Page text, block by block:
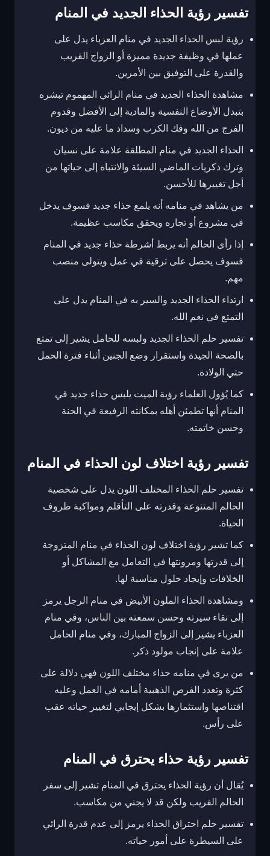
تفسير رؤية الحذاء الجديد في المنام
رؤية لبس الحذاء الجديد في منام العزباء يدل على
عملها في وظيفة جديدة مميزة أو الزواج القريب
والقدرة على التوفيق بين الأمرين.
مشاهدة الحذاء الجديد في منام الرائي المهموم تبشره
بتبدل الأوضاع النفسية والمادية إلى الأفضل وقدوم
الفرج من الله وفك الكرب وسداد ما عليه من ديون.
الحذاء الجديد في منام المطلقة علامة على نسيان
وترك ذكريات الماضي السيئة والانتباه إلى حياتها من
أجل تغييرها للأحسن.
من يشاهد في منامه أنه يلمع حذاء جديد فسوف يدخل
في مشروع أو تجاره ويحقق مكاسب عظيمة.
إذا رأى الحالم أنه يربط أشرطة حذاء جديد في المنام
فسوف يحصل على ترقية في عمل ويتولى منصب
مهم.
ارتداء الحذاء الجديد والسير به في المنام يدل على
التمتع في نعم الله.
تفسير حلم الحذاء الجديد ولبسه للحامل يشير إلى تمتع
بالصحة الجيدة واستقرار وضع الجنين أثناء فترة الحمل
حتي الولادة.
كما يُؤول العلماء رؤية الميت يلبس حذاء جديد في
المنام أنها تطمئن أهله بمكانته الرفيعة في الحنة
وحسن خاتمته.
تفسير رؤية اختلاف لون الحذاء في المنام
تفسير حلم الحذاء المختلف اللون يدل على شخصية
الحالم المتنوعة وقدرته على التأقلم ومواكبة ظروف
الحياة.
كما تشير رؤية اختلاف لون الحذاء في منام المتزوجة
إلى قدرتها ومرونتها في التعامل مع المشاكل أو
الخلافات وإيجاد حلول مناسبة لها.
ومشاهدة الحذاء الملون الأبيض في منام الرجل يرمز
إلى نقاء سيرته وحسن سمعته بين الناس، وفي منام
العزباء يشير إلى الزواج المبارك، وفي منام الحامل
علامة على إنجاب مولود ذكر.
من يرى في منامه حذاء مختلف اللون فهي دلالة على
كثرة وتعدد الفرص الذهبية أمامه في العمل وعليه
اقتناصها واستثمارها بشكل إيجابي لتغيير حياته عقب
على رأس.
تفسير رؤية حذاء يحترق في المنام
يُقال أن رؤية الحذاء يحترق في المنام تشير إلى سفر
الحالم القريب ولكن قد لا يجني من مكاسب.
تفسير حلم احتراق الحذاء يرمز إلى عدم قدرة الرائي
على السيطرة على أمور حياته.